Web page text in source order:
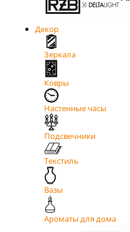
Декор
Зеркала
Ковры
Настенные часы
Подсвечники
Текстиль
Вазы
Ароматы для дома